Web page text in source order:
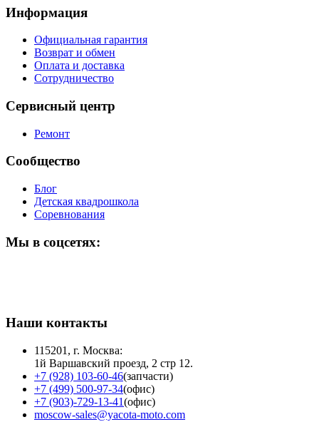
Информация
Официальная гарантия
Возврат и обмен
Оплата и доставка
Сотрудничество
Сервисный центр
Ремонт
Сообщество
Блог
Детская квадрошкола
Соревнования
Мы в соцсетях:
Наши контакты
115201, г. Москва:
1й Варшавский проезд, 2 стр 12.
+7 (928) 103-60-46(запчасти)
+7 (499) 500-97-34(офис)
+7 (903)-729-13-41(офис)
moscow-sales@yacota-moto.com